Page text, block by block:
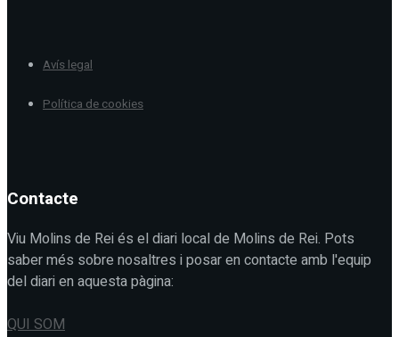
Avís legal
Política de cookies
Contacte
Viu Molins de Rei és el diari local de Molins de Rei. Pots
saber més sobre nosaltres i posar en contacte amb l'equip
del diari en aquesta pàgina:
QUI SOM